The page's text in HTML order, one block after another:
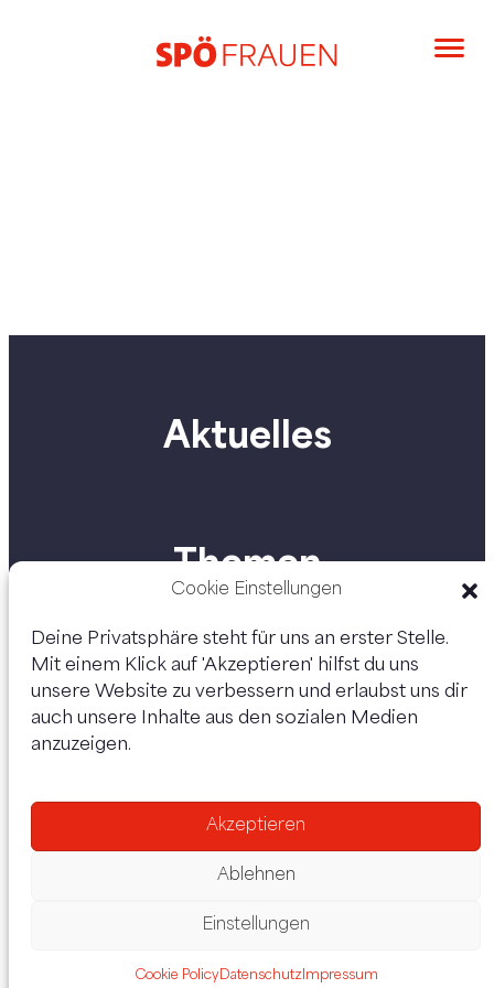
Cookie Einstellungen
Deine Privatsphäre steht für uns an erster Stelle.
Mit einem Klick auf 'Akzeptieren' hilfst du uns
unsere Website zu verbessern und erlaubst uns dir
auch unsere Inhalte aus den sozialen Medien
anzuzeigen.
Akzeptieren
Ablehnen
Einstellungen
Cookie PolicyDatenschutzImpressum
Aktuelles
Themen
Personen